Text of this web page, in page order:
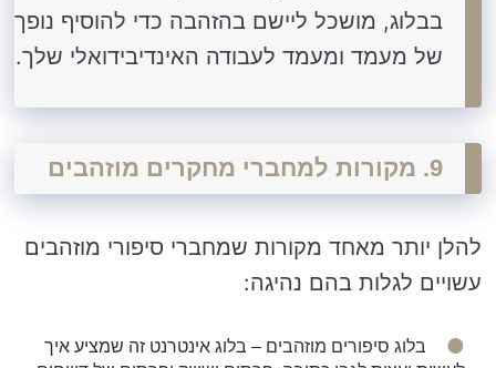
בבלוג, מושכל ליישם בהזהבה כדי להוסיף נופך
של מעמד ומעמד לעבודה האינדיבידואלי שלך.
9. מקורות למחברי מחקרים מוזהבים
להלן יותר מאחד מקורות שמחברי סיפורי מוזהבים
עשויים לגלות בהם נהיגה:
בלוג סיפורים מוזהבים – בלוג אינטרנט זה שמציע איך